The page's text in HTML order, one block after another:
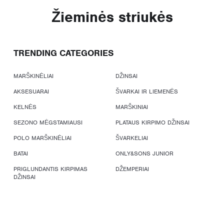
Žieminės striukės
TRENDING CATEGORIES
MARŠKINĖLIAI
DŽINSAI
AKSESUARAI
ŠVARKAI IR LIEMENĖS
KELNĖS
MARŠKINIAI
SEZONO MĖGSTAMIAUSI
PLATAUS KIRPIMO DŽINSAI
POLO MARŠKINĖLIAI
ŠVARKELIAI
BATAI
ONLY&SONS JUNIOR
PRIGLUNDANTIS KIRPIMAS
DŽINSAI
DŽEMPERIAI